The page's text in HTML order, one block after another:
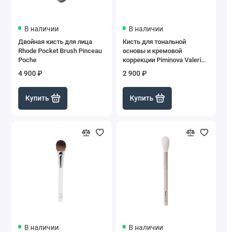
В наличии
Двойная кисть для лица
Rhode Pocket Brush Pinceau
Poche
4 900 ₽
Купить
В наличии
Кисть для тональной
основы и кремовой
коррекции Piminova Valeri
2 900 ₽
Купить
В наличии В наличии